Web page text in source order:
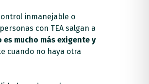
inmanejable o
con TEA salgan a
mucho más exigente y
cuando no haya otra